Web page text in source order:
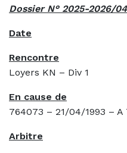
Dossier N° 2025-2026/
Date : 05/
Rencontre : A
Loyers KN – Div 1
En cause de :
764073 – 21/04/1993 – A
Arbitre :